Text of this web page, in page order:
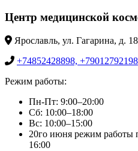
Центр медицинской
Ярославль, ул. Гагарина, д. 18
+74852428898, +79012792198
Режим работы:
Пн-Пт: 9:00–20:00
Сб: 10:00–18:00
Вс: 10:00–15:00
20го июня режим работы
16:00